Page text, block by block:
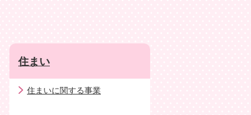
住まい
住まいに関する事業